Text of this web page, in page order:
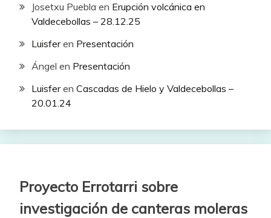
Josetxu Puebla en Erupción volcánica en
Valdecebollas – 28.12.25
Luisferen Presentación
Ángel en Presentación
Luisferen Cascadas de Hielo y Valdecebollas –
20.01.24
Proyecto Errotarri sobre
investigación de canteras moleras